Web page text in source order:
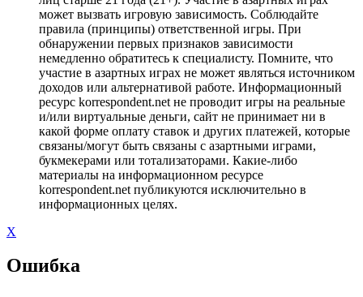
может вызвать игровую зависимость. Соблюдайте
правила (принципы) ответственной игры. При
обнаружении первых признаков зависимости
немедленно обратитесь к специалисту. Помните, что
участие в азартных играх не может являться источником
доходов или альтернативой работе. Информационный
ресурс korrespondent.net не проводит игры на реальные
и/или виртуальные деньги, сайт не принимает ни в
какой форме оплату ставок и других платежей, которые
связаны/могут быть связаны с азартными играми,
букмекерами или тотализаторами. Какие-либо
материалы на информационном ресурсе
korrespondent.net публикуются исключительно в
информационных целях.
X
Ошибка